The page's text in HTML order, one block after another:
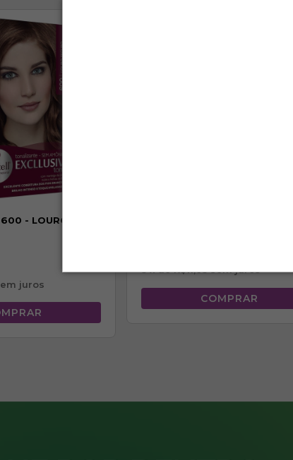
- LOURO
juros
3 x deR$11,63 sem juros